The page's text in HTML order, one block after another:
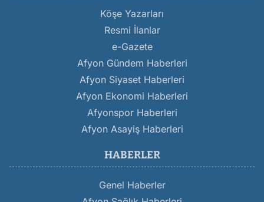
Köşe Yazarları
Resmi İlanlar
e-Gazete
Afyon Gündem Haberleri
Afyon Siyaset Haberleri
Afyon Ekonomi Haberleri
Afyonspor Haberleri
Afyon Asayiş Haberleri
HABERLER
Genel Haberler